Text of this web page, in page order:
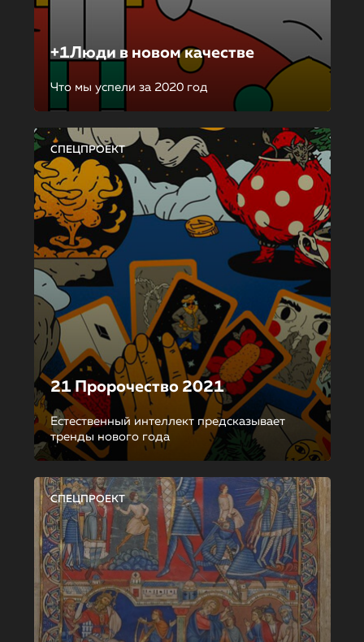
+1Люди в новом качестве
Что мы успели за 2020 год
СПЕЦПРОЕКТ
21 Пророчество 2021
Естественный интеллект предсказывает
тренды нового года
СПЕЦПРОЕКТ